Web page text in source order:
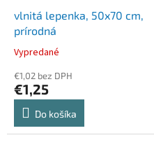
vlnitá lepenka, 50x70 cm,
prírodná
Vypredané
€1,02 bez DPH
€1,25
Do košíka